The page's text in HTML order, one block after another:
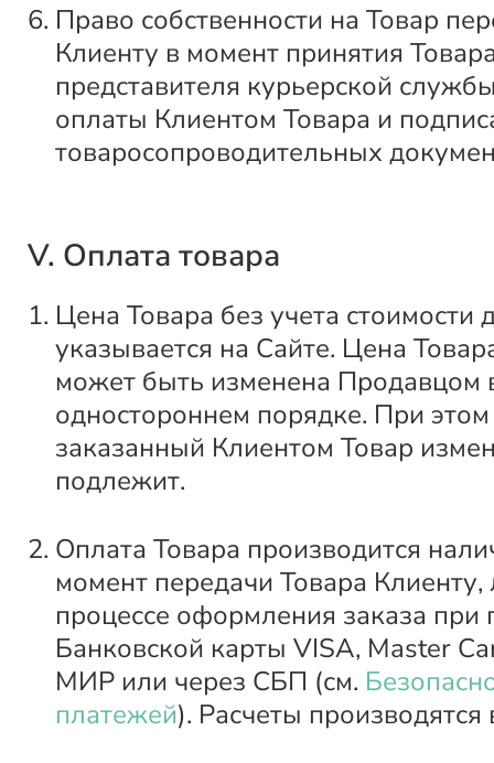
Право собственности на Товар
Клиенту в момент принятия
представителя курьерской
оплаты Клиентом Товара и
товаросопроводительных
V. Оплата товара
Цена Товара без учета стоимости
указывается на Сайте. Цена
может быть изменена Продавцом
одностороннем порядке. При
заказанный Клиентом Товар
подлежит.
Оплата Товара производится
момент передачи Товара Клиенту,
процессе оформления заказа
Банковской карты VISA, Master
МИР или через СБП (см.
платежей). Расчеты производятся